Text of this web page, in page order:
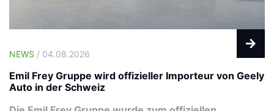
NEWS / 04.08.2026
Emil Frey Gruppe wird offizieller Importeur von Geely
Auto in der Schweiz